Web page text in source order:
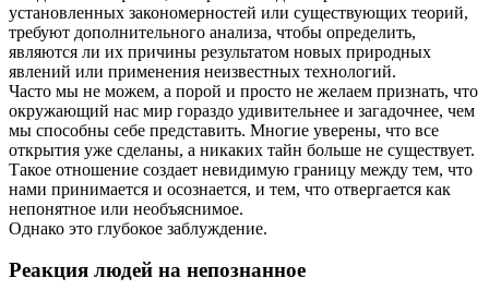
установленных закономерностей или существующих теорий,
требуют дополнительного анализа, чтобы определить,
являются ли их причины результатом новых природных
явлений или применения неизвестных технологий.
Часто мы не можем, а порой и просто не желаем признать, что
окружающий нас мир гораздо удивительнее и загадочнее, чем
мы способны себе представить. Многие уверены, что все
открытия уже сделаны, а никаких тайн больше не существует.
Такое отношение создает невидимую границу между тем, что
нами принимается и осознается, и тем, что отвергается как
непонятное или необъяснимое.
Однако это глубокое заблуждение.
Реакция людей на непознанное